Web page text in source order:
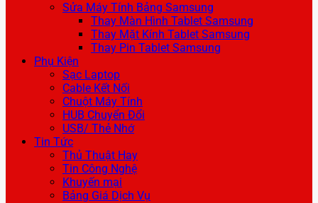
Sửa Máy Tính Bảng Samsung
Thay Màn Hình Tablet Samsung
Thay Mặt Kính Tablet Samsung
Thay Pin Tablet Samsung
Phụ Kiện
Sạc Laptop
Cable Kết Nối
Chuột Máy Tính
HUB Chuyển Đổi
USB/ Thẻ Nhớ
Tin Tức
Thủ Thuật Hay
Tin Công Nghệ
Khuyến mại
Bảng Giá Dịch Vụ